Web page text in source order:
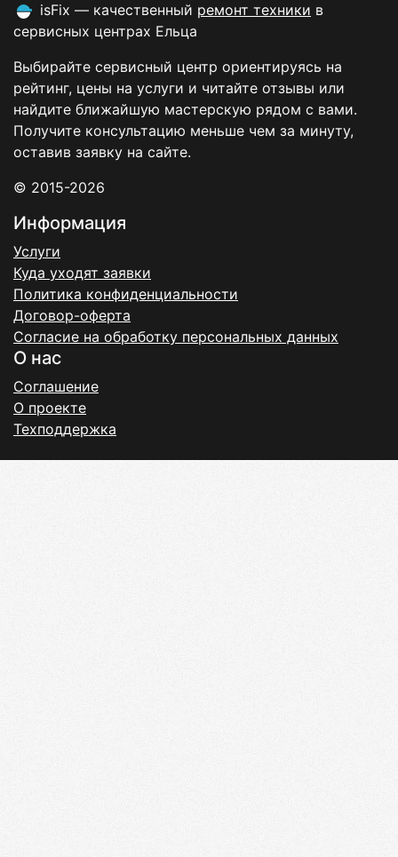
isFix — качественный ремонт техники в
сервисных центрах Ельца
Выбирайте сервисный центр ориентируясь на
рейтинг, цены на услуги и читайте отзывы или
найдите ближайшую мастерскую рядом с вами.
Получите консультацию меньше чем за минуту,
оставив заявку на сайте.
© 2015-2026
Информация
Услуги
Куда уходят заявки
Политика конфиденциальности
Договор-оферта
Согласие на обработку персональных данных
О нас
Соглашение
О проекте
Техподдержка